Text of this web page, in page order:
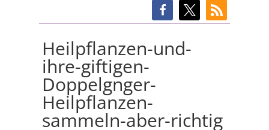
Heilpflanzen-und-
ihre-giftigen-
Doppelgnger-
Heilpflanzen-
sammeln-aber-richtig